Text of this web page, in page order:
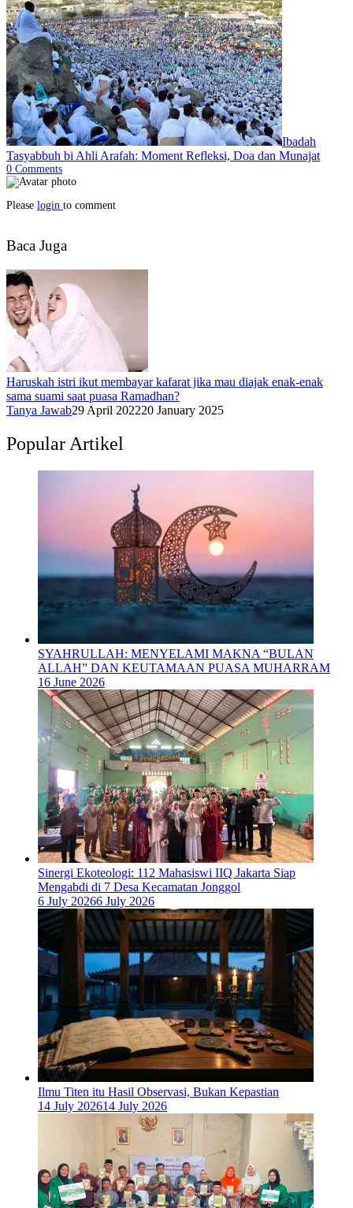
Ibadah
Tasyabbuh bi Ahli Arafah: Moment Refleksi, Doa dan Munajat
0 Comments
Please login to comment
Baca Juga
Haruskah istri ikut membayar kafarat jika mau diajak enak-enak
sama suami saat puasa Ramadhan?
Tanya Jawab29 April 202220 January 2025
Popular Artikel
SYAHRULLAH: MENYELAMI MAKNA “BULAN
ALLAH” DAN KEUTAMAAN PUASA MUHARRAM
16 June 2026
‎Sinergi Ekoteologi: 112 Mahasiswi IIQ Jakarta Siap
Mengabdi di 7 Desa Kecamatan Jonggol
6 July 20266 July 2026
Ilmu Titen itu Hasil Observasi, Bukan Kepastian
14 July 202614 July 2026